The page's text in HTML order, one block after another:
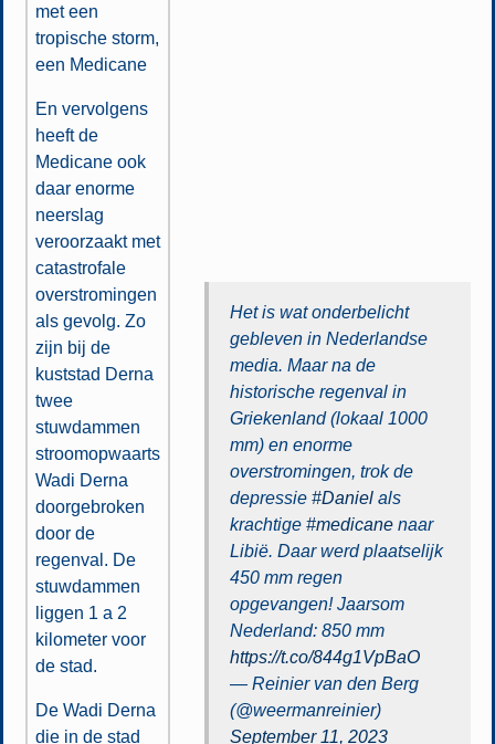
met een
tropische storm,
een Medicane
En vervolgens
heeft de
Medicane ook
daar enorme
neerslag
veroorzaakt met
catastrofale
overstromingen
als gevolg. Zo
zijn bij de
kuststad Derna
twee
stuwdammen
stroomopwaarts
Wadi Derna
doorgebroken
door de
regenval. De
stuwdammen
liggen 1 a 2
kilometer voor
de stad.
De Wadi Derna
die in de stad
Het is wat onderbelicht
gebleven in Nederlandse
media. Maar na de
historische regenval in
Griekenland (lokaal 1000
mm) en enorme
overstromingen, trok de
depressie #Danielals
krachtige #medicanenaar
Libië. Daar werd plaatselijk
450 mm regen
opgevangen! Jaarsom
Nederland: 850 mm
https://t.co/844g1VpBaO
— Reinier van den Berg
(@weermanreinier)
September 11, 2023